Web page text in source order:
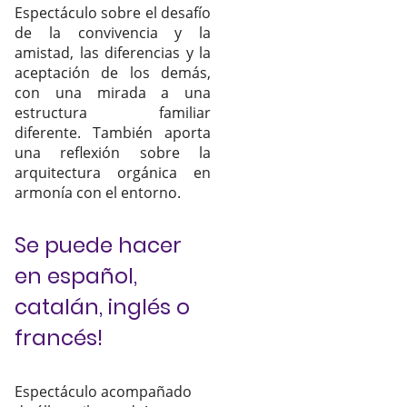
Espectáculo sobre el desafío
de la convivencia y la
amistad, las diferencias y la
aceptación de los demás,
con una mirada a una
estructura familiar
diferente. También aporta
una reflexión sobre la
arquitectura orgánica en
armonía con el entorno.
Se puede hacer
en español,
catalán, inglés o
francés!
Espectáculo acompañado